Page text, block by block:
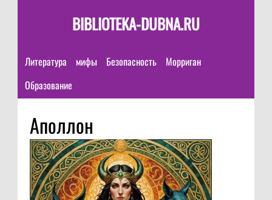
BIBLIOTEKA-DUBNA.RU
Литература мифы Безопасность
Морриган
Образование
Аполлон